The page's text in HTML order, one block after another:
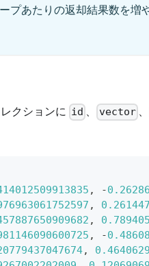
あたりの返却結果数を増
クションに id 、 vector、
, -
,
,
, -
,